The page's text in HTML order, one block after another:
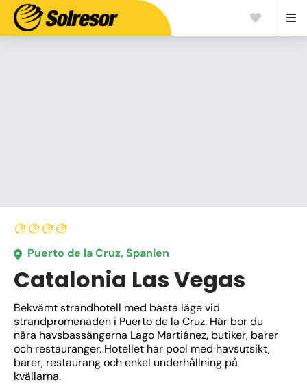
Puerto de la Cruz, Spanien
Catalonia Las Vegas
Bekvämt strandhotell med bästa läge vid
strandpromenaden i Puerto de la Cruz. Här bor du
nära havsbassängerna Lago Martiánez, butiker, barer
och restauranger. Hotellet har pool med havsutsikt,
barer, restaurang och enkel underhållning på
kvällarna.